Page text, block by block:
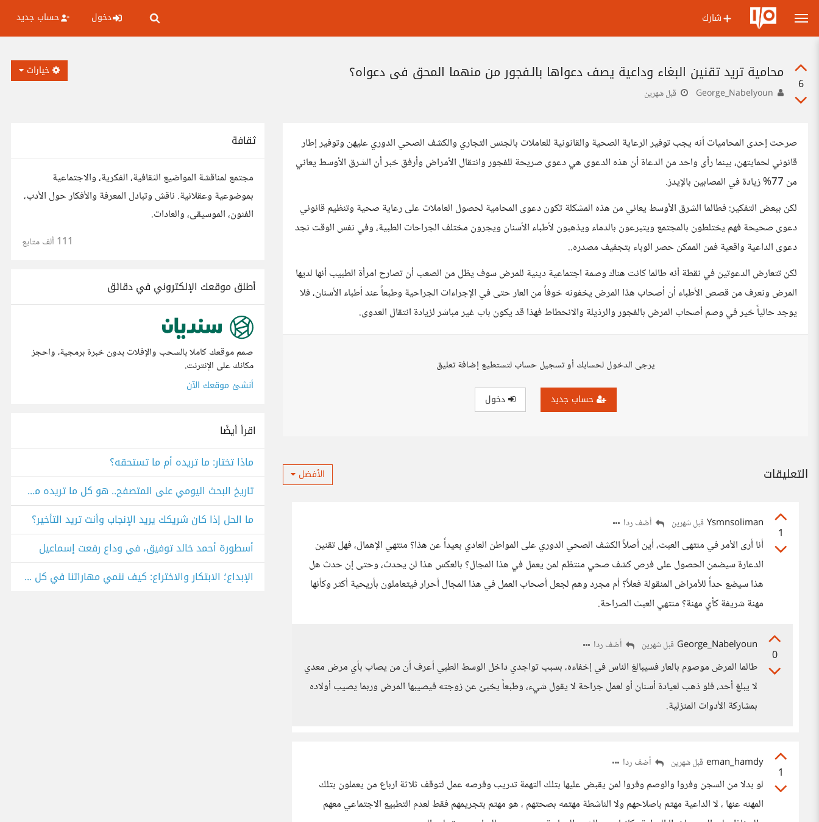
شارك دخول حساب جديد
6
محامية تريد تقنين البغاء وداعية يصف دعواها بالـفجور من منهما المحق في دعواه؟
قبل شهرين
خيارات
صرحت إحدى المحاميات أنه يجب توفير الرعاية الصحية والقانونية للعاملات بالجنس التجاري والكشف الصحي الدوري عليهن وتوفير إطار
قانوني لحمايتهن، بينما رأى واحد من الدعاة أن هذه الدعوى هي دعوى صريحة للفجور وانتقال الأمراض وأرفق خبر أن الشرق الأوسط يعاني
من 77% زيادة في المصابين بالإيدز.
لكن ببعض التفكير: فطالما الشرق الأوسط يعاني من هذه المشكلة تكون دعوى المحامية لحصول العاملات على رعاية صحية وتنظيم قانوني
دعوى صحيحة فهم يختلطون بالمجتمع ويتبرعون بالدماء ويذهبون لأطباء الأسنان ويجرون مختلف الجراحات الطبية، وفي نفس الوقت نجد
دعوى الداعية واقعية فمن الممكن حصر الوباء بتجفيف مصدره..
لكن تتعارض الدعوتين في نقطة أنه طالما كانت هناك وصمة اجتماعية دينية للمرض سوف يظل من الصعب أن تصارح امرأة الطبيب أنها لديها
المرض ونعرف من قصص الأطباء أن أصحاب هذا المرض يخفونه خوفاً من العار حتى في الإجراءات الجراحية وطبعاً عند أطباء الأسنان، فلا
يوجد حالياً خير في وصم أصحاب المرض بالفجور والرذيلة والانحطاط فهذا قد يكون باب غير مباشر لزيادة انتقال العدوى.
يرجى الدخول لحسابك أو تسجيل حساب لتستطيع إضافة تعليق
حساب جديد دخول
التعليقات الأفضل
1
Ysmnsoliman قبل شهرين أضف ردا
أنا أرى الأمر في منتهى العبث، أين أصلاً الكشف الصحي الدوري على المواطن العادي بعيداً عن هذا؟ منتهي الإهمال، فهل تقنين
الدعارة سيضمن الحصول على فرص كشف صحي منتظم لمن يعمل في هذا المجال؟ بالعكس هذا لن يحدث، وحتى إن حدث هل
هذا سيضع حداً للأمراض المنقولة فعلاً؟ أم مجرد وهم لجعل أصحاب العمل في هذا المجال أحرار فيتعاملون بأريحية أكثر وكأنها
مهنة شريفة كأي مهنة؟ منتهي العبث الصراحة.
0
George_Nabelyoun قبل شهرين أضف ردا
طالما المرض موصوم بالعار فسيبالغ الناس في إخفاءه، بسبب تواجدي داخل الوسط الطبي أعرف أن من يصاب بأي مرض معدي
لا يبلغ أحد، فلو ذهب لعيادة أسنان أو لعمل جراحة لا يقول شيء، وطبعاً يخبئ عن زوجته فيصيبها المرض وربما يصيب أولاده
بمشاركة الأدوات المنزلية.
1
eman_hamdy قبل شهرين أضف ردا
لو بدلا من السجن وفروا والوصم وفروا لمن يقبض عليها بتلك التهمة تدريب وفرصه عمل لتوقف ثلاثة ارباع من يعملون بتلك
المهنه عنها ، لا الداعية مهتم باصلاحهم ولا الناشطة مهتمه بصحتهم ، هو مهتم بتجريمهم فقط لعدم التطبيع الاجتماعي معهم
ثقافة
مجتمع لمناقشة المواضيع الثقافية، الفكرية، والاجتماعية
بموضوعية وعقلانية. ناقش وتبادل المعرفة والأفكار حول الأدب،
الفنون، الموسيقى، والعادات.
111 ألف متابع
أطلق موقعك الإلكتروني في دقائق
صمم موقعك كاملا بالسحب والإفلات بدون خبرة برمجية، واحجز
مكانك على الإنترنت.
أنشئ موقعك الآن
اقرأ أيضًا
ماذا تختار: ما تريده أم ما تستحقه؟
تاريخ البحث اليومي على المتصفح.. هو كل ما تريده معرفته عن نفسك...
ما الحل إذا كان شريكك يريد الإنجاب وأنت تريد التأخير؟
أسطورة أحمد خالد توفيق، في وداع رفعت إسماعيل
الإبداع؛ الابتكار والاختراع: كيف ننمي مهاراتنا في كل منهما؟